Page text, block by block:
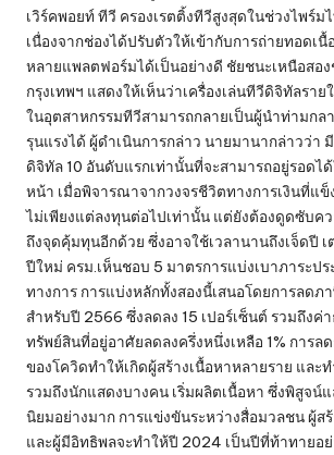
เวิร์คพอยท์ ทีวี ครองเรตติ้งทีวีสูงสุดในช่วงไพร์ม
เนื่องจากช่องได้ปรับตัวให้เข้ากับการถ่ายทอด
หลายแพลตฟอร์มได้เป็นอย่างดี ชัยชนะเหนือสอ
กรุงเทพฯ แสดงให้เห็นว่าเครื่องเล่นทีวีดิจิทัลราย
ในอุตสาหกรรมทีวีสามารถกลายเป็นผู้นำท่ามกล
รุนแรงได้ ผู้ดำเนินการกล่าว นายมานากล่าวว่า
ดิจิทัล 10 อันดับแรกเท่านั้นที่จะสามารถอยู่รอดไ
หน้า เมื่อพิจารณาจากวงจรชีวิตทางการเงินที่แข็
ไม่เพียงแต่ลงทุนต่อไปเท่านั้น แต่ยังต้องดูดซับค
ถึงจุดคุ้มทุนอีกด้วย ซึ่งอาจใช้เวลานานถึงเจ็ดปี
ปีใหม่ ครม.เห็นชอบ 5 มาตรการแบ่งเบาภาระป
ทางการ การแบ่งหลักทั้งสองนี้เสนอโดยการลดภ
สำหรับปี 2566 ซึ่งลดลง 15 เปอร์เซ็นต์ รวมถึงค่
ทรัพย์สินที่อยู่อาศัยลดลงครึ่งหนึ่งเหลือ 1% การล
ของโควิดทำให้เกิดผู้สร้างเนื้อหาหลายราย และ
รวมถึงนักแสดงบางคน เริ่มผลิตเนื้อหา ซึ่งพิสูจน์
นิยมอย่างมาก การแข่งขันระหว่างสื่อมวลชน ผู้ส
และผู้มีอิทธิพลจะทำให้ปี 2024 เป็นปีที่ท้าทายอย่